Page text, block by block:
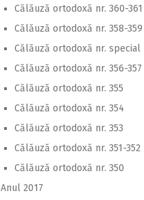
Călăuză ortodoxă nr. 360-361
Călăuză ortodoxă nr. 358-359
Călăuză ortodoxă nr. special
Călăuză ortodoxă nr. 356-357
Călăuză ortodoxă nr. 355
Călăuză ortodoxă nr. 354
Călăuză ortodoxă nr. 353
Călăuză ortodoxă nr. 351-352
Călăuză ortodoxă nr. 350
Anul 2017